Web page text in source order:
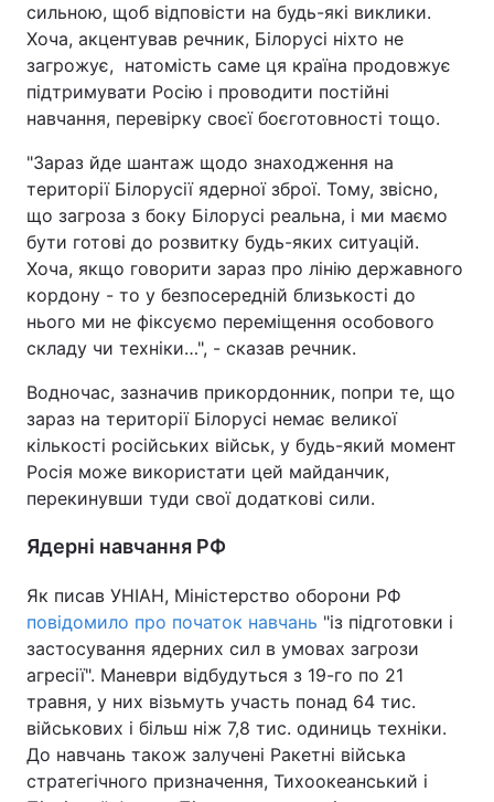
сильною, щоб відповісти на будь-які виклики.
Хоча, акцентував речник, Білорусі ніхто не
загрожує, натомість саме ця країна продовжує
підтримувати Росію і проводити постійні
навчання, перевірку своєї боєготовності тощо.
"Зараз йде шантаж щодо знаходження на
території Білорусії ядерної зброї. Тому, звісно,
що загроза з боку Білорусі реальна, і ми маємо
бути готові до розвитку будь-яких ситуацій.
Хоча, якщо говорити зараз про лінію державного
кордону - то у безпосередній близькості до
нього ми не фіксуємо переміщення особового
складу чи техніки…", - сказав речник.
Водночас, зазначив прикордонник, попри те, що
зараз на території Білорусі немає великої
кількості російських військ, у будь-який момент
Росія може використати цей майданчик,
перекинувши туди свої додаткові сили.
Ядерні навчання РФ
Як писав УНІАН, Міністерство оборони РФ
повідомило про початок навчань "із підготовки і
застосування ядерних сил в умовах загрози
агресії". Маневри відбудуться з 19-го по 21
травня, у них візьмуть участь понад 64 тис.
військових і більш ніж 7,8 тис. одиниць техніки.
До навчань також залучені Ракетні війська
стратегічного призначення, Тихоокеанський і